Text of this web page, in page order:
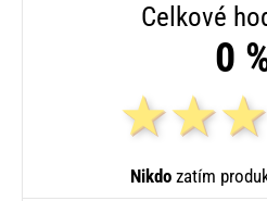
Celkové
0
Nikdozatím